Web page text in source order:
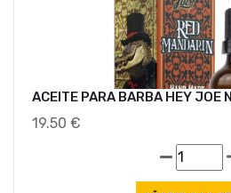
ACEITE PARA BARBA HEY JOE
19.50 €